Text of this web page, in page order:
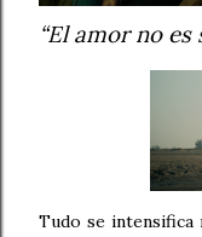
“El amor no es
Tudo se intensifica